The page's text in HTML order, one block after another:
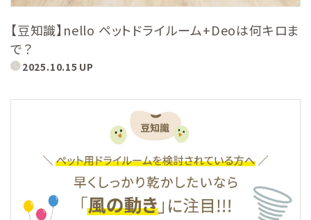
【豆知識】nello ペットドライルーム+Deoは何キロま
で？
2025.10.15